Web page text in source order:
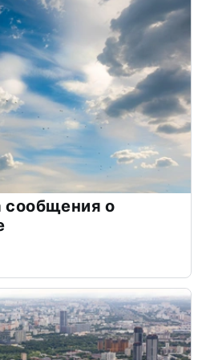
сообщения о